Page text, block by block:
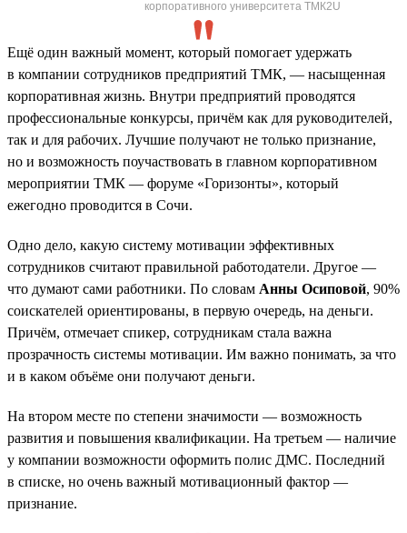
корпоративного университета ТМК2U
Ещё один важный момент, который помогает удержать
в компании сотрудников предприятий ТМК, — насыщенная
корпоративная жизнь. Внутри предприятий проводятся
профессиональные конкурсы, причём как для руководителей,
так и для рабочих. Лучшие получают не только признание,
но и возможность поучаствовать в главном корпоративном
мероприятии ТМК — форуме «Горизонты», который
ежегодно проводится в Сочи.
Одно дело, какую систему мотивации эффективных
сотрудников считают правильной работодатели. Другое —
что думают сами работники. По словам Анны Осиповой, 90%
соискателей ориентированы, в первую очередь, на деньги.
Причём, отмечает спикер, сотрудникам стала важна
прозрачность системы мотивации. Им важно понимать, за что
и в каком объёме они получают деньги.
На втором месте по степени значимости — возможность
развития и повышения квалификации. На третьем — наличие
у компании возможности оформить полис ДМС. Последний
в списке, но очень важный мотивационный фактор —
признание.